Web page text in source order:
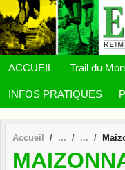
ACCUEIL Trail du
INFOS PRATIQUES
Accueil
Panneau de gestion des